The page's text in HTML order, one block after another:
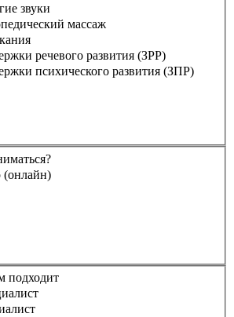
звуки
массаж
речевого развития (ЗРР)
психического развития (ЗПР)
(онлайн)
подходит